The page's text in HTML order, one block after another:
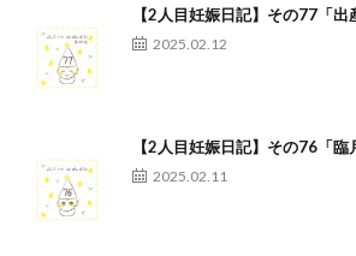
【2人目妊娠日記】その77「出
2025.02.12
【2人目妊娠日記】その76「臨
2025.02.11